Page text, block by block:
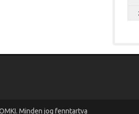
. Minden jog fenntartva